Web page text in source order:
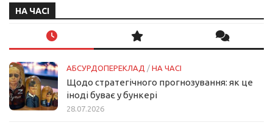
НА ЧАСІ
АБСУРДОПЕРЕКЛАД / НА ЧАСІ
Щодо стратегічного прогнозування: як це
іноді буває у бункері
28.07.2026